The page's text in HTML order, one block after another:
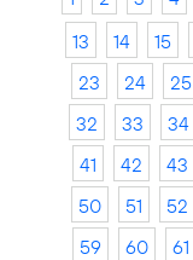
13
14 15
23
24 25
32
33 34
41
42 43
50
51 52
59
60 61